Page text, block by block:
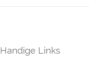
Handige Links